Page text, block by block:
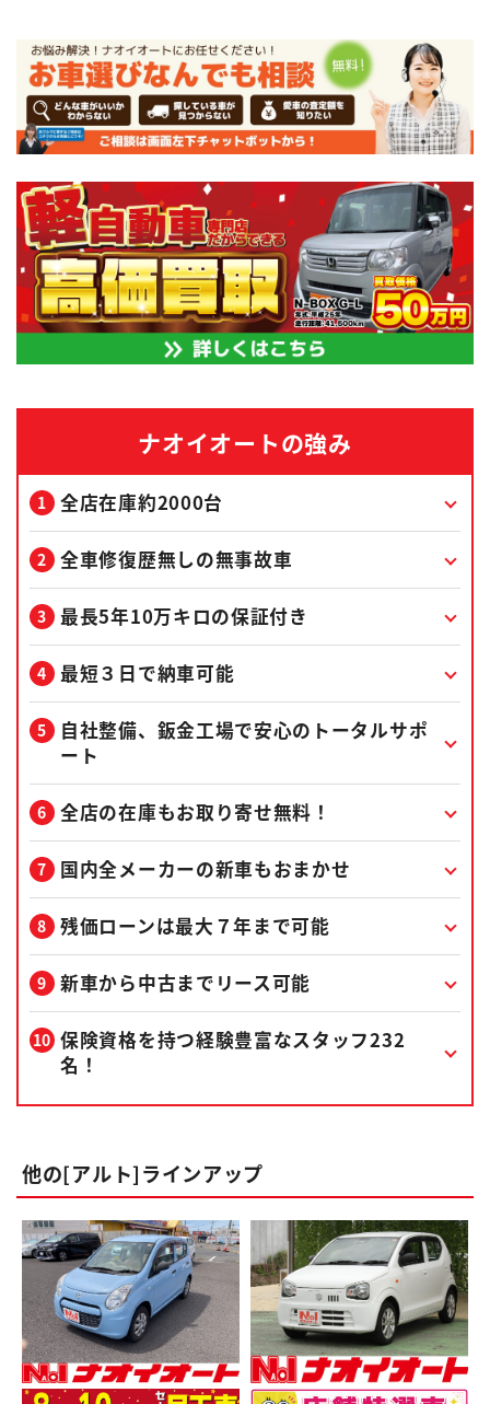
ナオイオートの強み
全店在庫約2000台
全車修復歴無しの無事故車
最長5年10万キロの保証付き
最短３日で納車可能
自社整備、鈑金工場で安心のトータルサポ
ート
全店の在庫もお取り寄せ無料！
国内全メーカーの新車もおまかせ
残価ローンは最大７年まで可能
新車から中古までリース可能
保険資格を持つ経験豊富なスタッフ232
名！
他の[アルト]ラインアップ